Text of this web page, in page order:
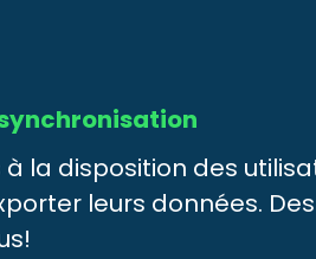
la disposition des
leurs données.